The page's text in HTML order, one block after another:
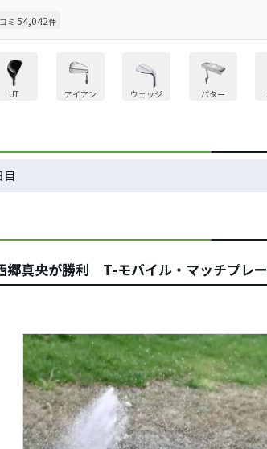
ミ 54,042件
UT アイアン ウェッジ パター
目
郷真央が勝利 T-モバイル・マッチプレ